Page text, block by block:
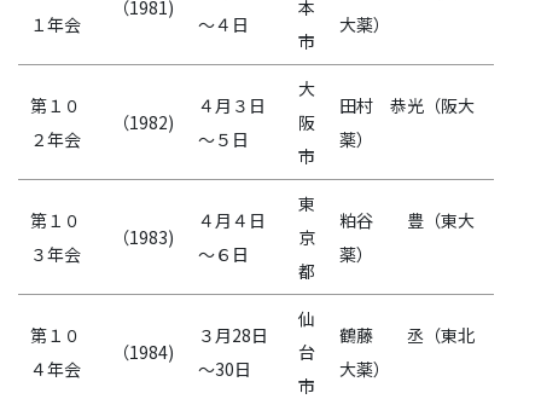
１年会
（1981)
～４日
本
市
大薬）
第１０
２年会
（1982)
４月３日
～５日
大
阪
市
田村 恭光（阪大
薬）
第１０
３年会
（1983)
４月４日
～６日
東
京
都
粕谷 豊（東大
薬）
第１０
４年会
（1984)
３月28日
～30日
仙
台
市
鶴藤 丞（東北
大薬）